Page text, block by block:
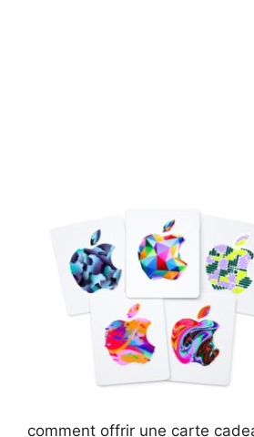
comment offrir une carte